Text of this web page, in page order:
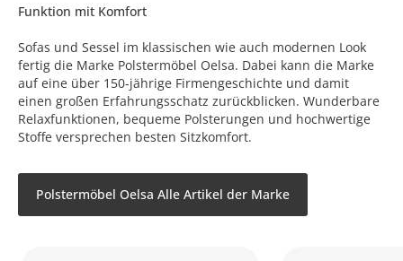
Funktion mit Komfort
Sofas und Sessel im klassischen wie auch modernen Look
fertig die Marke Polstermöbel Oelsa. Dabei kann die Marke
auf eine über 150-jährige Firmengeschichte und damit
einen großen Erfahrungsschatz zurückblicken. Wunderbare
Relaxfunktionen, bequeme Polsterungen und hochwertige
Stoffe versprechen besten Sitzkomfort.
Polstermöbel Oelsa Alle Artikel der Marke